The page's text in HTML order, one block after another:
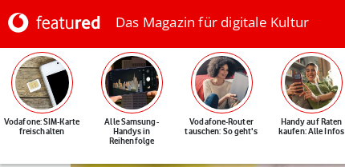
Das Magazin für digitale Kultur
Vodafone: SIM-Karte
freischalten
Alle Samsung-
Handys in
Reihenfolge
Vodafone-Router
tauschen: So geht's
Handy auf Raten
kaufen: Alle Infos